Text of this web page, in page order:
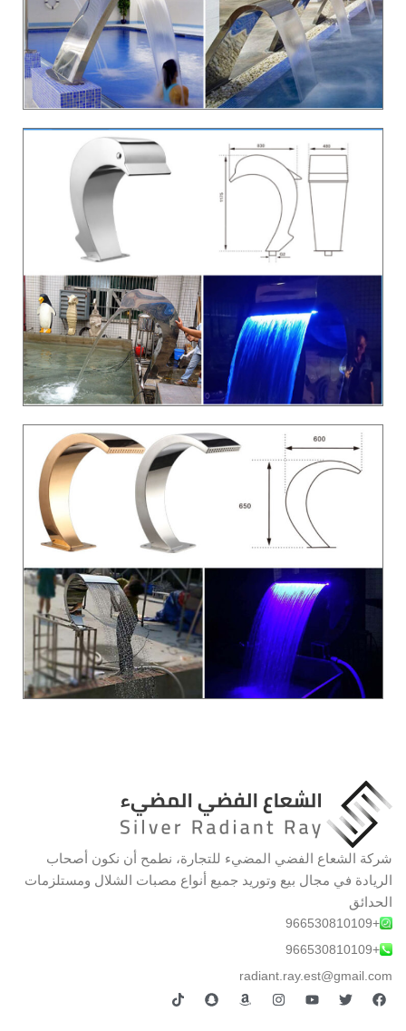
شركة الشعاع الفضي المضيء للتجارة، نطمح أن نكون أصحاب
الريادة في مجال بيع وتوريد جميع أنواع مصبات الشلال ومستلزمات
الحدائق
+966530810109
+966530810109
radiant.ray.est@gmail.com